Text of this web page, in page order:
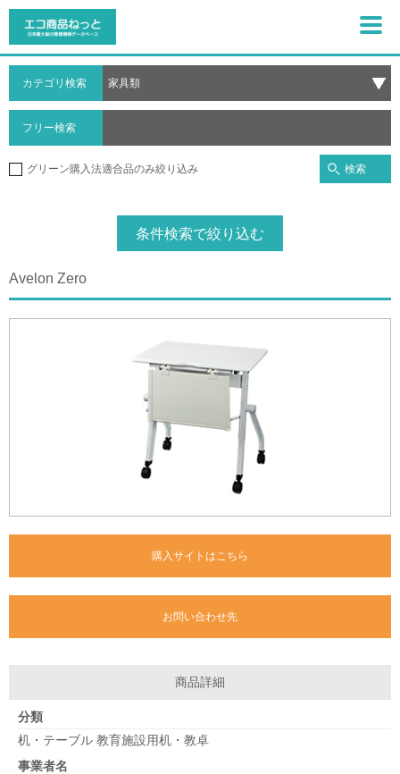
カテゴリ検索
フリー検索
グリーン購入法適合品のみ絞り込み 検索
条件検索で絞り込む
Avelon Zero
購入サイトはこちら
お問い合わせ先
商品詳細
分類
机・テーブル 教育施設用机・教卓
事業者名